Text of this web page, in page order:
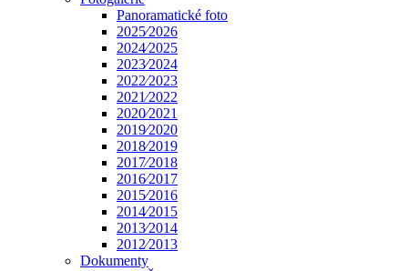
Panoramatické foto
2025⁄2026
2024⁄2025
2023⁄2024
2022⁄2023
2021⁄2022
2020⁄2021
2019⁄2020
2018⁄2019
2017⁄2018
2016⁄2017
2015⁄2016
2014⁄2015
2013⁄2014
2012⁄2013
Dokumenty